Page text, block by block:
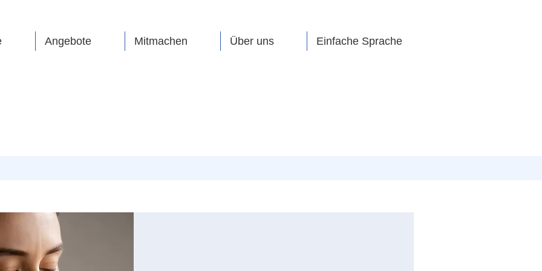
Angebote Mitmachen Über uns Einfache Sprache